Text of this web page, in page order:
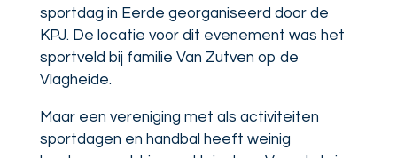
sportdag in Eerde georganiseerd door de
KPJ. De locatie voor dit evenement was het
sportveld bij familie Van Zutven op de
Vlagheide.
Maar een vereniging met als activiteiten
sportdagen en handbal heeft weinig